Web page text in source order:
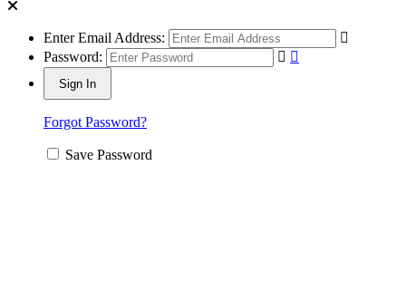
Enter Email Address:
Password:
Forgot Password?
Save Password